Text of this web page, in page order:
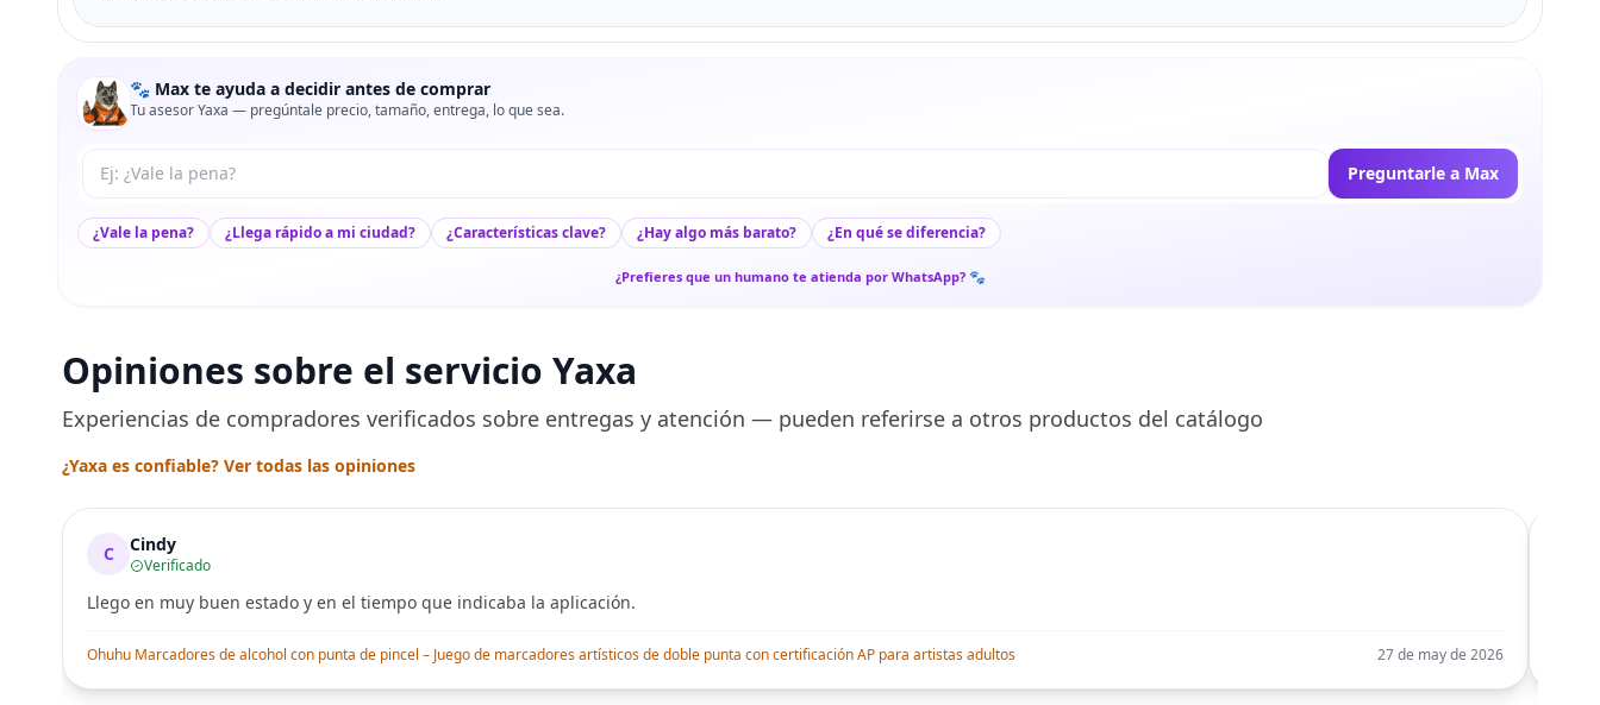
🐾 Max te ayuda a decidir antes de comprar
Tu asesor Yaxa — pregúntale precio, tamaño, entrega, lo que sea.
Tu pregunta a Max Preguntarle a Max
¿Vale la pena? ¿Llega rápido a mi ciudad? ¿Características clave? ¿Hay algo más barato? ¿En qué se diferencia?
¿Prefieres que un humano te atienda por WhatsApp? 🐾
Opiniones sobre el servicio Yaxa
Experiencias de compradores verificados sobre entregas y atención — pueden referirse a otros productos del catálogo
¿Yaxa es confiable? Ver todas las opiniones
C Cindy
Verificado
Llego en muy buen estado y en el tiempo que indicaba la aplicación.
Ohuhu Marcadores de alcohol con punta de pincel – Juego de marcadores artísticos de doble punta con certificación AP para artistas adultos 27 de may de 2026